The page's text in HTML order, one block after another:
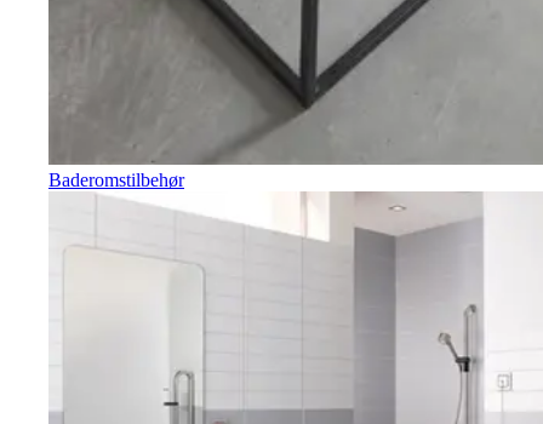
Baderomstilbehør